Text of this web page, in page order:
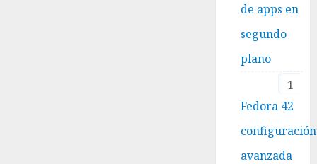
de apps en
segundo
plano
1
Fedora 42
configuración
avanzada